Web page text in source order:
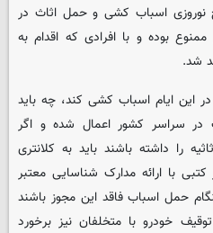
نوروزی اسباب کشی و حمل اثاث در
بوده و با افرادی که اقدام به
شد.
این ایام اسباب کشی کند، چه باید
در سراسر کشور اعمال شده و اگر
را داشته باشند باید به کلانتری
با ارائه مدارک شناسایی معتبر
حمل اسباب فاقد این مجوز باشند
خودرو با متخلفان نیز برخورد